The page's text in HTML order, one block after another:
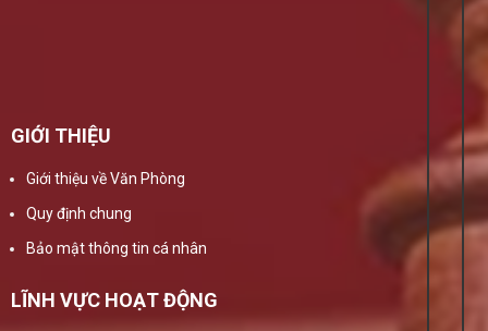
GIỚI THIỆU
Giới thiệu về Văn Phòng
Quy định chung
Bảo mật thông tin cá nhân
LĨNH VỰC HOẠT ĐỘNG